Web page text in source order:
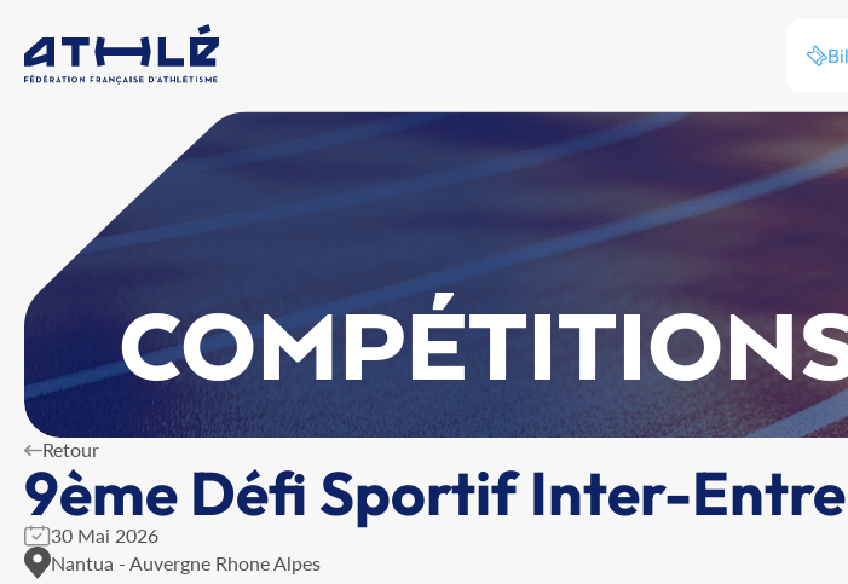
Retour
9ème Défi Sportif Inter-
30 Mai 2026
Nantua - Auvergne Rhone Alpes